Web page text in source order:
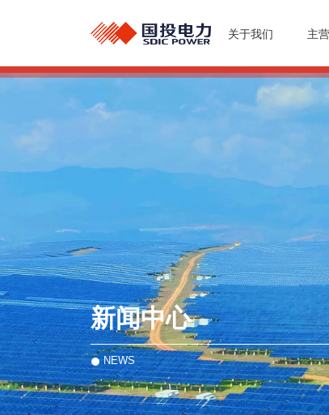
关于我们 主
新闻中心
NEWS